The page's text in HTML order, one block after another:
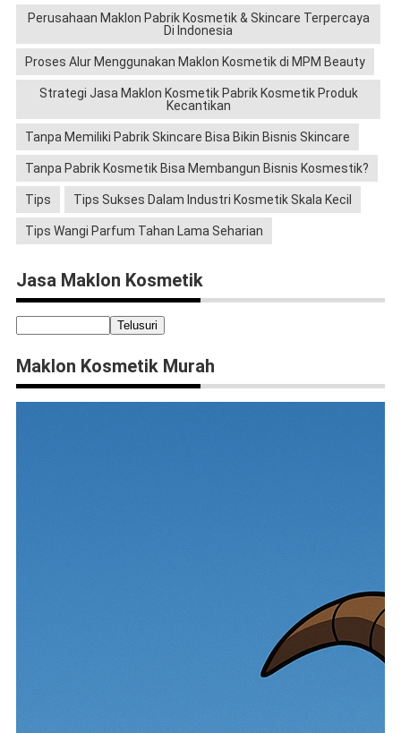
Perusahaan Maklon Pabrik Kosmetik & Skincare Terpercaya
Di Indonesia
Proses Alur Menggunakan Maklon Kosmetik di MPM Beauty
Strategi Jasa Maklon Kosmetik Pabrik Kosmetik Produk
Kecantikan
Tanpa Memiliki Pabrik Skincare Bisa Bikin Bisnis Skincare
Tanpa Pabrik Kosmetik Bisa Membangun Bisnis Kosmestik?
Tips Tips Sukses Dalam Industri Kosmetik Skala Kecil
Tips Wangi Parfum Tahan Lama Seharian
Jasa Maklon Kosmetik
Maklon Kosmetik Murah